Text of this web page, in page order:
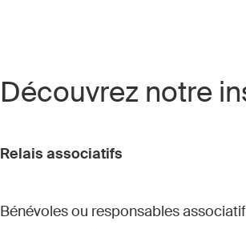
Découvrez notre
Relais associatifs
Bénévoles ou responsables